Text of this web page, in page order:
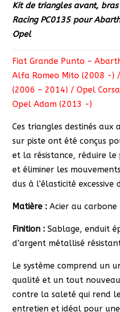
initial
était :
Kit de triangles avant, bras
Racing PC0135 pour
Opel
Fiat Grande Punto –
Alfa Romeo Mito (2008 -) /
(2006 – 2014) / Opel
Opel Adam (2013 -)
Ces triangles destinés aux
sur piste ont été conçus
et la résistance, réduire le
et éliminer les
dus à l’élasticité excessive
Matière : Acier au carbone
Finition : Sablage, enduit
d’argent métallisé
Le système comprend un
qualité et un tout
contre la saleté qui rend
entretien et idéal pour